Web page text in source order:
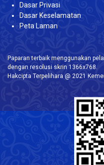
Dasar Privasi
Dasar Keselamatan
Peta Laman
Paparan terbaik menggunakan
dengan resolusi skrin 1366x768.
Hakcipta Terpelihara @ 2021